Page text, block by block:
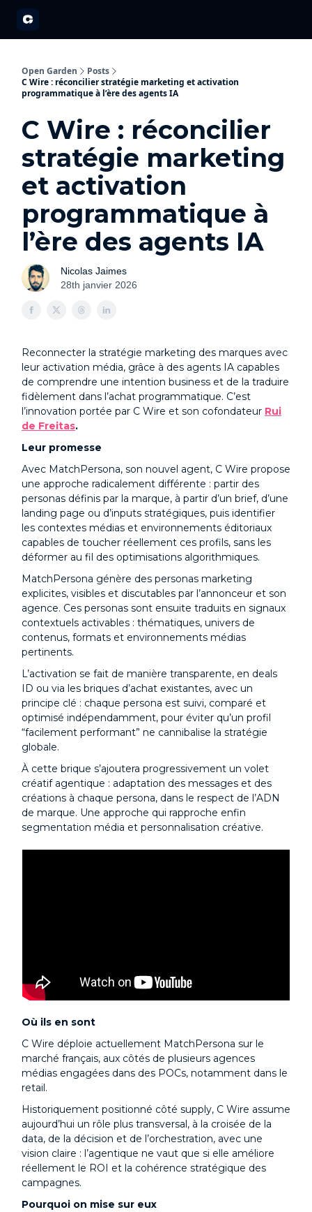
Open Garden
Posts
C Wire : réconcilier stratégie marketing et activation
programmatique à l’ère des agents IA
C Wire : réconcilier
stratégie marketing
et activation
programmatique à
l’ère des agents IA
Nicolas Jaimes
28th janvier 2026
Reconnecter la stratégie marketing des marques avec
leur activation média, grâce à des agents IA capables
de comprendre une intention business et de la traduire
fidèlement dans l’achat programmatique. C’est
l’innovation portée par C Wire et son cofondateur Rui
de Freitas.
Leur promesse
Avec MatchPersona, son nouvel agent, C Wire propose
une approche radicalement différente : partir des
personas définis par la marque, à partir d’un brief, d’une
landing page ou d’inputs stratégiques, puis identifier
les contextes médias et environnements éditoriaux
capables de toucher réellement ces profils, sans les
déformer au fil des optimisations algorithmiques.
MatchPersona génère des personas marketing
explicites, visibles et discutables par l’annonceur et son
agence. Ces personas sont ensuite traduits en signaux
contextuels activables : thématiques, univers de
contenus, formats et environnements médias
pertinents.
L’activation se fait de manière transparente, en deals
ID ou via les briques d’achat existantes, avec un
principe clé : chaque persona est suivi, comparé et
optimisé indépendamment, pour éviter qu’un profil
“facilement performant” ne cannibalise la stratégie
globale.
À cette brique s’ajoutera progressivement un volet
créatif agentique : adaptation des messages et des
créations à chaque persona, dans le respect de l’ADN
de marque. Une approche qui rapproche enfin
segmentation média et personnalisation créative.
Où ils en sont
C Wire déploie actuellement MatchPersona sur le
marché français, aux côtés de plusieurs agences
médias engagées dans des POCs, notamment dans le
retail.
Historiquement positionné côté supply, C Wire assume
aujourd’hui un rôle plus transversal, à la croisée de la
data, de la décision et de l’orchestration, avec une
vision claire : l’agentique ne vaut que si elle améliore
réellement le ROI et la cohérence stratégique des
campagnes.
Pourquoi on mise sur eux